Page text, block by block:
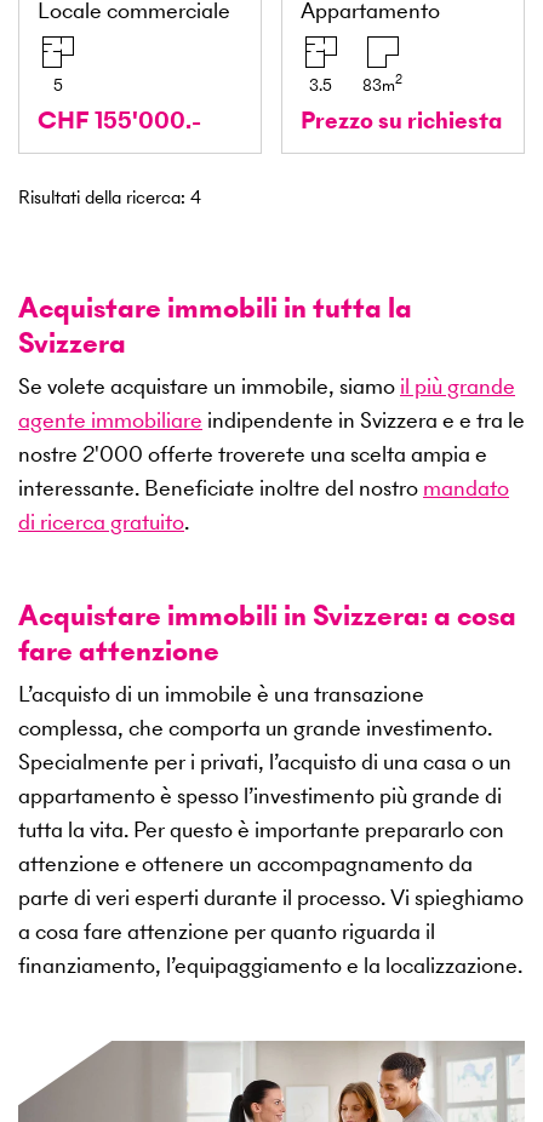
Locale commerciale
5
CHF 155'000.-
Appartamento
3.5 83m2
Prezzo su richiesta
Risultati della ricerca: 4
Acquistare immobili in tutta la
Svizzera
Se volete acquistare un immobile, siamo il più grande
agente immobiliare indipendente in Svizzera e e tra le
nostre 2'000 offerte troverete una scelta ampia e
interessante. Beneficiate inoltre del nostro mandato
di ricerca gratuito.
Acquistare immobili in Svizzera: a cosa
fare attenzione
L’acquisto di un immobile è una transazione
complessa, che comporta un grande investimento.
Specialmente per i privati, l’acquisto di una casa o un
appartamento è spesso l’investimento più grande di
tutta la vita. Per questo è importante prepararlo con
attenzione e ottenere un accompagnamento da
parte di veri esperti durante il processo. Vi spieghiamo
a cosa fare attenzione per quanto riguarda il
finanziamento, l’equipaggiamento e la localizzazione.